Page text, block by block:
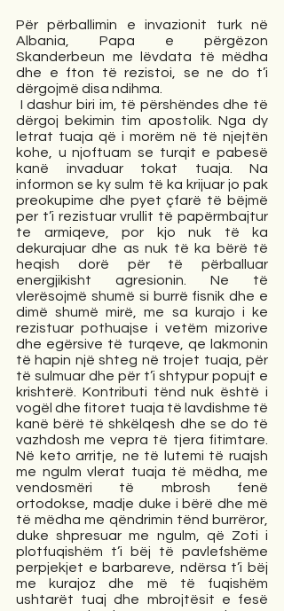
Për përballimin e invazionit turk në
Albania, Papa e përgëzon
Skanderbeun me lëvdata të mëdha
dhe e fton të rezistoi, se ne do t’i
dërgojmë disa ndihma.
dërgoj bekimin tim apostolik. Nga dy
letrat tuaja që i morëm në të njejtën
kohe, u njoftuam se turqit e pabesë
kanë invaduar tokat tuaja. Na
informon se ky sulm të ka krijuar jo pak
preokupime dhe pyet çfarë të bëjmë
per t’i rezistuar vrullit të papërmbajtur
te armiqeve, por kjo nuk të ka
dekurajuar dhe as nuk të ka bërë të
heqish dorë për të përballuar
energjikisht agresionin. Ne të
vlerësojmë shumë si burrë fisnik dhe e
dimë shumë mirë, me sa kurajo i ke
rezistuar pothuajse i vetëm mizorive
dhe egërsive të turqeve, qe lakmonin
të hapin një shteg në trojet tuaja, për
të sulmuar dhe për t’i shtypur popujt e
krishterë. Kontributi tënd nuk është i
vogël dhe fitoret tuaja të lavdishme të
kanë bërë të shkëlqesh dhe se do të
vazhdosh me vepra të tjera fitimtare.
Në keto arritje, ne të lutemi të ruajsh
me ngulm vlerat tuaja të mëdha, me
vendosmëri të mbrosh fenë
ortodokse, madje duke i bërë dhe më
të mëdha me qëndrimin tënd burrëror,
duke shpresuar me ngulm, që Zoti i
plotfuqishëm t’i bëj të pavlefshëme
perpjekjet e barbareve, ndërsa t’i bëj
me kurajoz dhe më të fuqishëm
ushtarët tuaj dhe mbrojtësit e fesë